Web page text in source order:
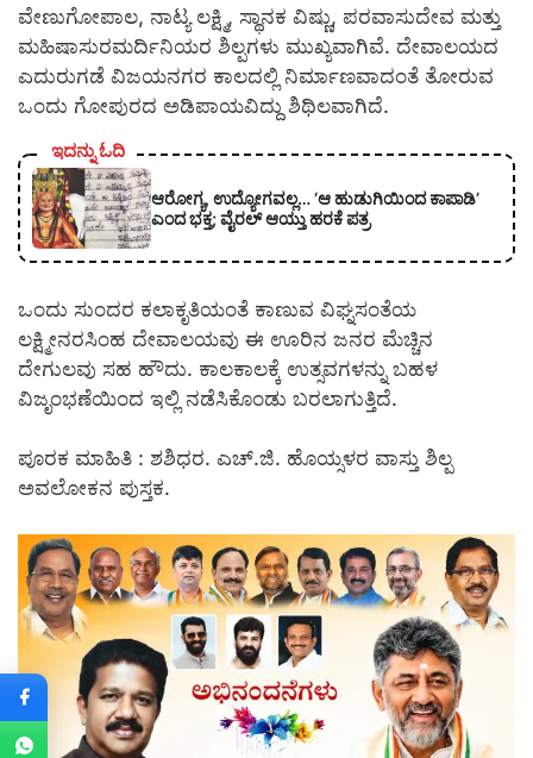
ವೇಣುಗೋಪಾಲ, ನಾಟ್ಯ ಲಕ್ಷ್ಮಿ, ಸ್ಥಾನಕ ವಿಷ್ಣು, ಪರವಾಸುದೇವ ಮತ್ತು
ಮಹಿಷಾಸುರಮರ್ದಿನಿಯರ ಶಿಲ್ಪಗಳು ಮುಖ್ಯವಾಗಿವೆ. ದೇವಾಲಯದ
ಎದುರುಗಡೆ ವಿಜಯನಗರ ಕಾಲದಲ್ಲಿ ನಿರ್ಮಾಣವಾದಂತೆ ತೋರುವ
ಒಂದು ಗೋಪುರದ ಅಡಿಪಾಯವಿದ್ದು ಶಿಥಿಲವಾಗಿದೆ.
ಇದನ್ನು ಓದಿ
ಆರೋಗ್ಯ, ಉದ್ಯೋಗವಲ್ಲ… ‘ಆ ಹುಡುಗಿಯಿಂದ ಕಾಪಾಡಿ’
ಎಂದ ಭಕ್ತ; ವೈರಲ್ ಆಯ್ತು ಹರಕೆ ಪತ್ರ
ಒಂದು ಸುಂದರ ಕಲಾಕೃತಿಯಂತೆ ಕಾಣುವ ವಿಘ್ನಸಂತೆಯ
ಲಕ್ಷ್ಮೀನರಸಿಂಹ ದೇವಾಲಯವು ಈ ಊರಿನ ಜನರ ಮೆಚ್ಚಿನ
ದೇಗುಲವು ಸಹ ಹೌದು. ಕಾಲಕಾಲಕ್ಕೆ ಉತ್ಸವಗಳನ್ನು ಬಹಳ
ವಿಜೃಂಭಣೆಯಿಂದ ಇಲ್ಲಿ ನಡೆಸಿಕೊಂಡು ಬರಲಾಗುತ್ತಿದೆ.
ಪೂರಕ ಮಾಹಿತಿ : ಶಶಿಧರ. ಎಚ್.ಜಿ. ಹೊಯ್ಸಳರ ವಾಸ್ತು ಶಿಲ್ಪ
ಅವಲೋಕನ ಪುಸ್ತಕ.